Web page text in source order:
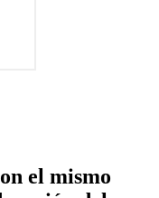
el mismo